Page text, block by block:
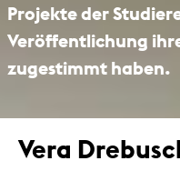
Projekte der
Veröffentlichung
zugestimmt haben.
Vera